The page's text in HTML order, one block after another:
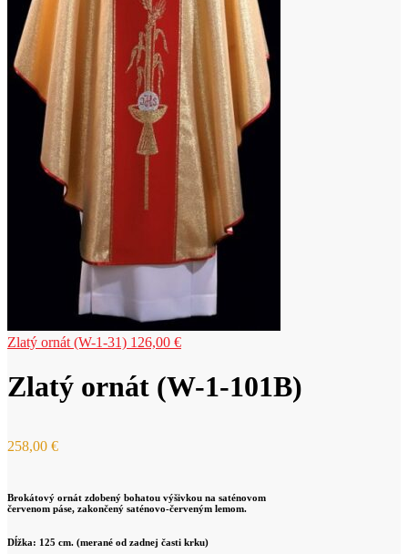
Zlatý ornát (W-1-31) 126,00 €
Zlatý ornát (W-1-101B)
258,00 €
Brokátový ornát zdobený bohatou výšivkou na saténovom
červenom páse, zakončený saténovo-červeným lemom.
Dĺžka: 125 cm. (merané od zadnej časti krku)